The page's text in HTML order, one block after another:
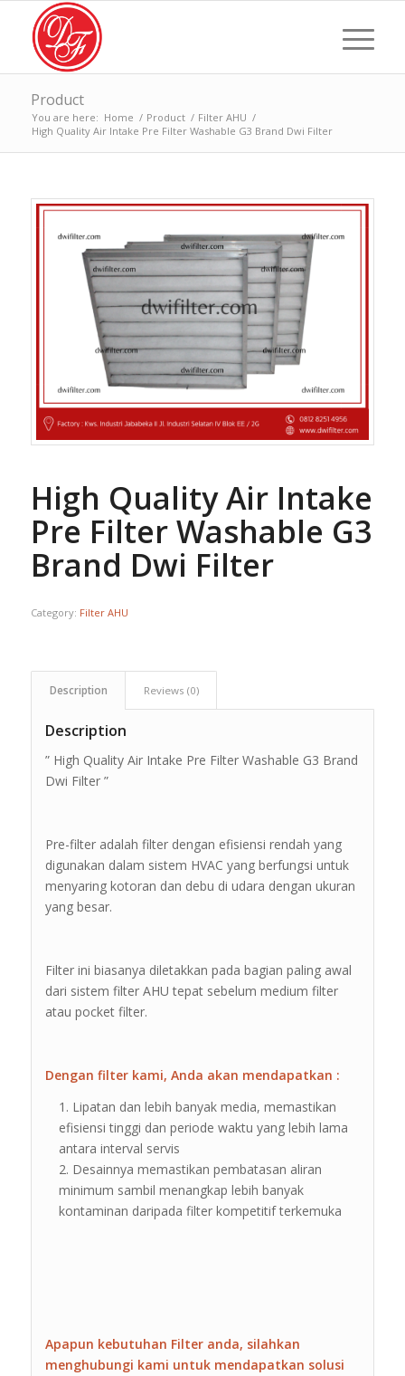
Product
You are here: Home / Product / Filter AHU /
High Quality Air Intake Pre Filter Washable G3 Brand Dwi Filter
High Quality Air Intake
Pre Filter Washable G3
Brand Dwi Filter
Category: Filter AHU
Description Reviews (0)
Description
” High Quality Air Intake Pre Filter Washable G3 Brand
Dwi Filter ”
Pre-filter adalah filter dengan efisiensi rendah yang
digunakan dalam sistem HVAC yang berfungsi untuk
menyaring kotoran dan debu di udara dengan ukuran
yang besar.
Filter ini biasanya diletakkan pada bagian paling awal
dari sistem filter AHU tepat sebelum medium filter
atau pocket filter.
Dengan filter kami, Anda akan mendapatkan :
Lipatan dan lebih banyak media, memastikan
efisiensi tinggi dan periode waktu yang lebih lama
antara interval servis
Desainnya memastikan pembatasan aliran
minimum sambil menangkap lebih banyak
kontaminan daripada filter kompetitif terkemuka
Apapun kebutuhan Filter anda, silahkan
menghubungi kami untuk mendapatkan solusi